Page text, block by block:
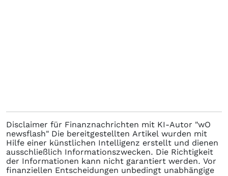
Disclaimer für Finanznachrichten mit KI-Autor "wO
newsflash" Die bereitgestellten Artikel wurden mit
Hilfe einer künstlichen Intelligenz erstellt und dienen
ausschließlich Informationszwecken. Die Richtigkeit
der Informationen kann nicht garantiert werden. Vor
finanziellen Entscheidungen unbedingt unabhängige